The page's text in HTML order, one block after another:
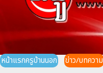
หน้าแรกครูบ้านนอก ข่าว/บทความ